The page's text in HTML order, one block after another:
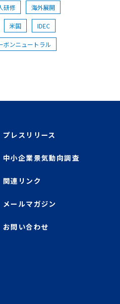
研修 海外展開
米国 IDEC
ボンニュートラル
プレスリリース
中小企業景気動向調査
関連リンク
メールマガジン
お問い合わせ